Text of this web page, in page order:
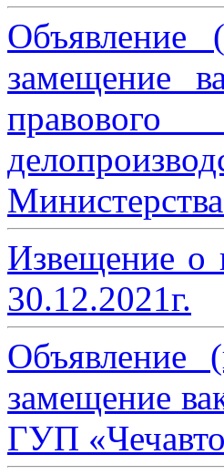
Объявление
замещение
Извещение о
30.12.2021г.
Объявление
замещение
ГУП